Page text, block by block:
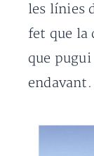
les línies
fet que la
que
endavant.